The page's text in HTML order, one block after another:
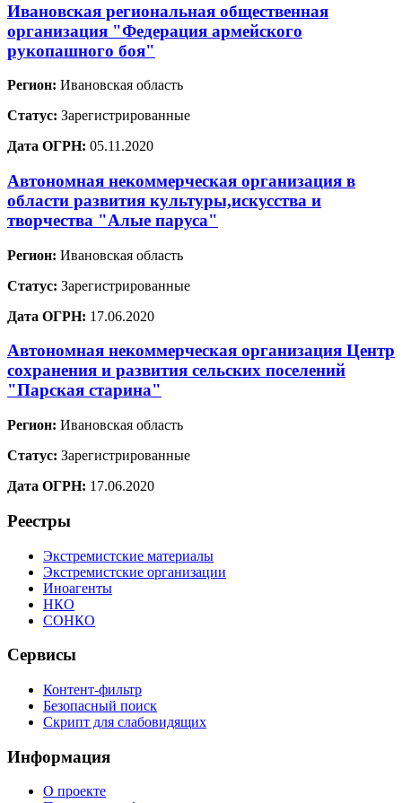
Ивановская региональная общественная
организация "Федерация армейского
рукопашного боя"
Регион: Ивановская область
Статус: Зарегистрированные
Дата ОГРН: 05.11.2020
Автономная некоммерческая организация в
области развития культуры,искусства и
творчества "Алые паруса"
Регион: Ивановская область
Статус: Зарегистрированные
Дата ОГРН: 17.06.2020
Автономная некоммерческая организация Центр
сохранения и развития сельских поселений
"Парская старина"
Регион: Ивановская область
Статус: Зарегистрированные
Дата ОГРН: 17.06.2020
Реестры
Экстремистские материалы
Экстремистские организации
Иноагенты
НКО
СОНКО
Сервисы
Контент-фильтр
Безопасный поиск
Скрипт для слабовидящих
Информация
О проекте